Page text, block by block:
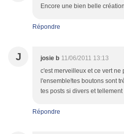
Encore une bien belle
Répondre
J josie b 11/06/2011 13:13
c'est merveilleux et ce vert ne
l'ensemble!tes boutons sont
tes posts si divers et
Répondre